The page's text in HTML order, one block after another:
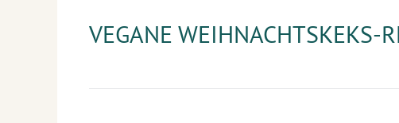
VEGANE WEIHNACHTSKEKS-